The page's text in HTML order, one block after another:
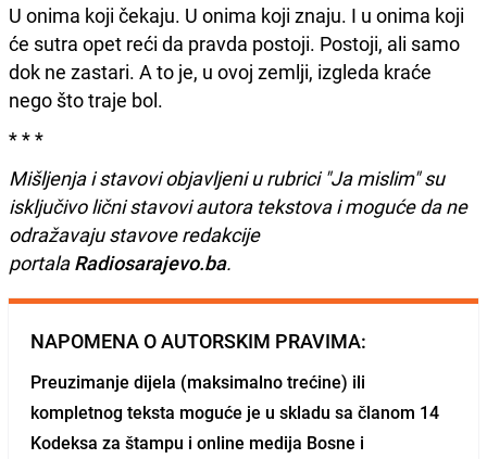
U onima koji čekaju. U onima koji znaju. I u onima koji
će sutra opet reći da pravda postoji. Postoji, ali samo
dok ne zastari. A to je, u ovoj zemlji, izgleda kraće
nego što traje bol.
* * *
Mišljenja i stavovi objavljeni u rubrici "Ja mislim" su
isključivo lični stavovi autora tekstova i moguće da ne
odražavaju stavove redakcije
portalaRadiosarajevo.ba.
NAPOMENA O AUTORSKIM PRAVIMA:
Preuzimanje dijela (maksimalno trećine) ili
kompletnog teksta moguće je u skladu sa članom 14
Kodeksa za štampu i online medija Bosne i